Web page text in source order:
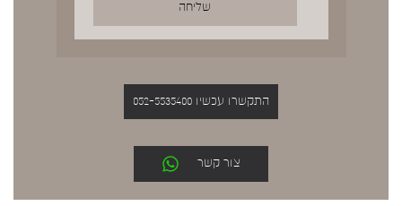
התקשרו עכשיו 052-5535400
צור קשר